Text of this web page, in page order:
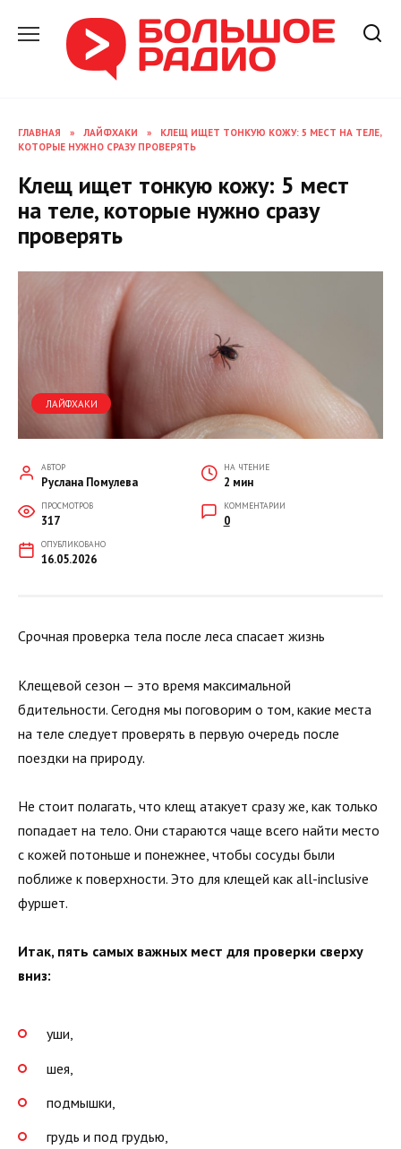
содержанию
ГЛАВНАЯ » ЛАЙФХАКИ »
КЛЕЩ ИЩЕТ ТОНКУЮ КОЖУ: 5 МЕСТ НА ТЕЛЕ,
КОТОРЫЕ НУЖНО СРАЗУ ПРОВЕРЯТЬ
Клещ ищет тонкую кожу: 5 мест
на теле, которые нужно сразу
проверять
ЛАЙФХАКИ
АВТОР
Руслана Помулева
НА ЧТЕНИЕ
2 мин
ПРОСМОТРОВ
317
КОММЕНТАРИИ
0
ОПУБЛИКОВАНО
16.05.2026
Срочная проверка тела после леса спасает жизнь
Клещевой сезон — это время максимальной
бдительности. Сегодня мы поговорим о том, какие места
на теле следует проверять в первую очередь после
поездки на природу.
Не стоит полагать, что клещ атакует сразу же, как только
попадает на тело. Они стараются чаще всего найти место
с кожей потоньше и понежнее, чтобы сосуды были
поближе к поверхности. Это для клещей как all-inclusive
фуршет.
Итак, пять самых важных мест для проверки сверху
вниз:
уши,
шея,
подмышки,
грудь и под грудью,